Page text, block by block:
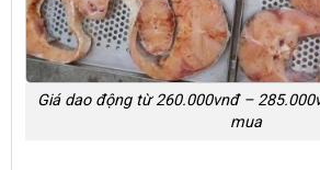
Giá dao động từ 260.000vnđ –
mua